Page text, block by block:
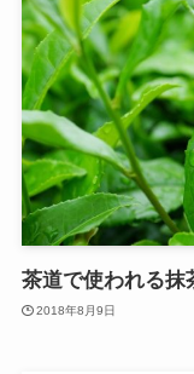
茶道で使われる抹
2018年8月9日